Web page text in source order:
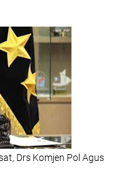
Drs Komjen Pol Agus